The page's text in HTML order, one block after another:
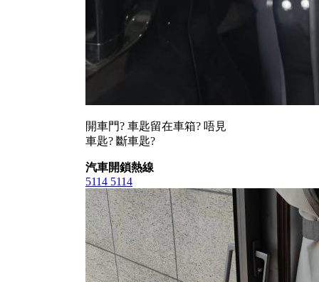
開車門? 車匙留在車箱? 唔見
車匙? 斷車匙?
汽車開鎖熱線
5114 5114